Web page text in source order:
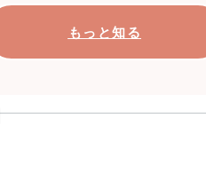
もっと知る